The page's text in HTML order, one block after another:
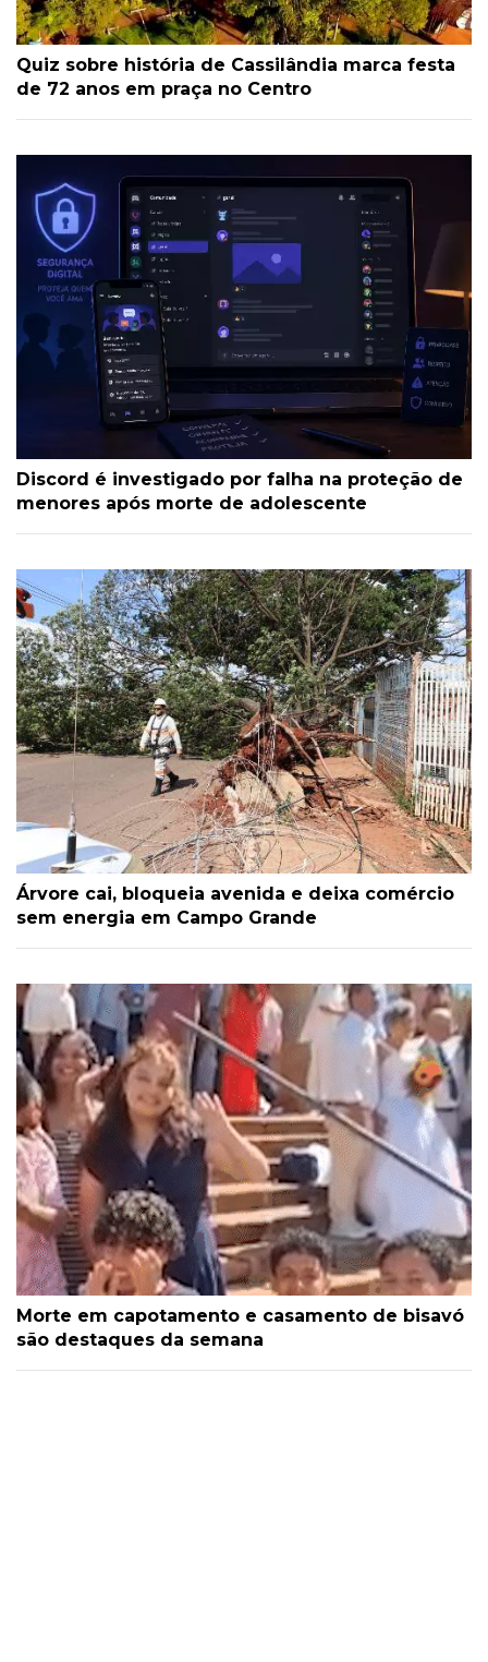
Quiz sobre história de Cassilândia marca festa
de 72 anos em praça no Centro
Discord é investigado por falha na proteção de
menores após morte de adolescente
Árvore cai, bloqueia avenida e deixa comércio
sem energia em Campo Grande
Morte em capotamento e casamento de bisavó
são destaques da semana